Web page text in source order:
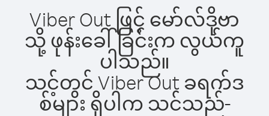
Viber Out ဖြင့် မော်လ်ဒိုဗာ
သို့ ဖုန်းခေါ်ခြင်းက လွယ်ကူ
ပါသည်။
သင့်တွင် Viber Out ခရက်ဒ
စ်များ ရှိပါက သင်သည်-